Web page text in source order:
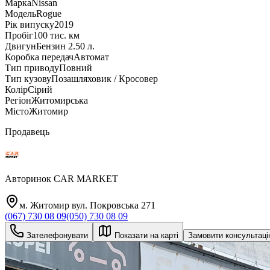
МаркаNissan
МодельRogue
Рік випуску2019
Пробіг100 тис. км
ДвигунБензин 2.50 л.
Коробка передачАвтомат
Тип приводуПовний
Тип кузовуПозашляховик / Кросовер
КолірСірий
РегіонЖитомирська
МістоЖитомир
Продавець
Авторинок CAR MARKET
м. Житомир вул. Покровська 271
(067) 730 08 09(050) 730 08 09
Зателефонувати Показати на карті Замовити